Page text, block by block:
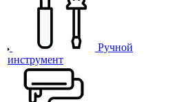
Ручной
инструмент